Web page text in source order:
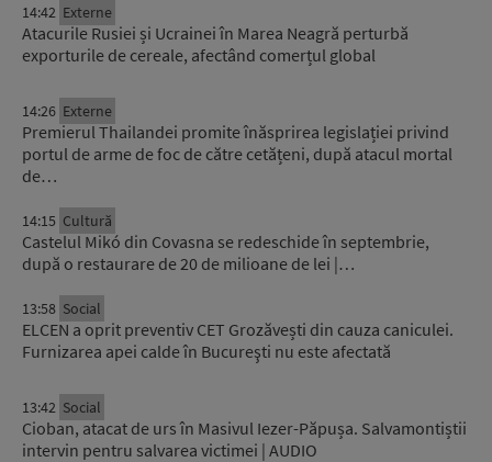
14:42 Externe
Atacurile Rusiei și Ucrainei în Marea Neagră perturbă
exporturile de cereale, afectând comerțul global
14:26 Externe
Premierul Thailandei promite înăsprirea legislației privind
portul de arme de foc de către cetățeni, după atacul mortal
de…
14:15 Cultură
Castelul Mikó din Covasna se redeschide în septembrie,
după o restaurare de 20 de milioane de lei |…
13:58 Social
ELCEN a oprit preventiv CET Grozăvești din cauza caniculei.
Furnizarea apei calde în Bucureşti nu este afectată
13:42 Social
Cioban, atacat de urs în Masivul Iezer-Păpușa. Salvamontiștii
intervin pentru salvarea victimei | AUDIO